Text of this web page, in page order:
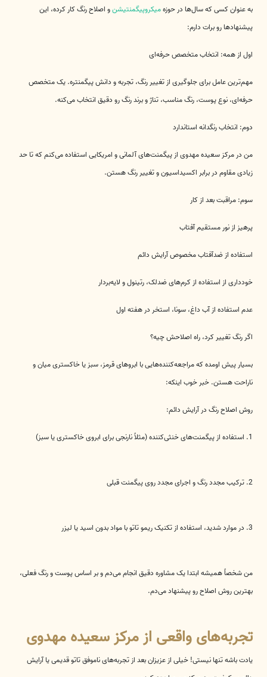
به عنوان کسی که سال‌ها در حوزهمیکروپیگمنتیشنو اصلاح رنگ کار کرده، این
پیشنهادها رو برات دارم:
اول از همه: انتخاب متخصص حرفه‌ای
مهم‌ترین عامل برای جلوگیری از تغییر رنگ، تجربه و دانش پیگمنتره. یک متخصص
حرفه‌ای، نوع پوست، رنگ مناسب، تناژ و برند رنگ رو دقیق انتخاب می‌کنه.
دوم: انتخاب رنگدانه‌ استاندارد
من در مرکز سعیده مهدوی از پیگمنت‌های آلمانی و امریکایی استفاده می‌کنم که تا حد
زیادی مقاوم در برابر اکسیداسیون و تغییر رنگ هستن.
سوم: مراقبت بعد از کار
پرهیز از نور مستقیم آفتاب
استفاده از ضدآفتاب مخصوص آرایش دائم
خودداری از استفاده از کرم‌های ضدلک، رتینول و لایه‌بردار
عدم استفاده از آب داغ، سونا، استخر در هفته اول
اگر رنگ تغییر کرد، راه اصلاحش چیه؟
بسیار پیش اومده که مراجعه‌کننده‌هایی با ابروهای قرمز، سبز یا خاکستری میان و
ناراحت هستن. خبر خوب اینکه:
روش اصلاح رنگ در آرایش دائم:
1. استفاده از پیگمنت‌های خنثی‌کننده (مثلاً نارنجی برای ابروی خاکستری یا سبز)
2. ترکیب مجدد رنگ و اجرای مجدد روی پیگمنت قبلی
3. در موارد شدید، استفاده از تکنیک ریمو تاتو با مواد بدون اسید یا لیزر
من شخصاً همیشه ابتدا یک مشاوره دقیق انجام می‌دم و بر اساس پوست و رنگ فعلی،
بهترین روش اصلاح رو پیشنهاد می‌دم.
تجربه‌های واقعی از مرکز سعیده مهدوی
یادت باشه تنها نیستی! خیلی از عزیزان بعد از تجربه‌های ناموفق تاتو قدیمی یا آرایش